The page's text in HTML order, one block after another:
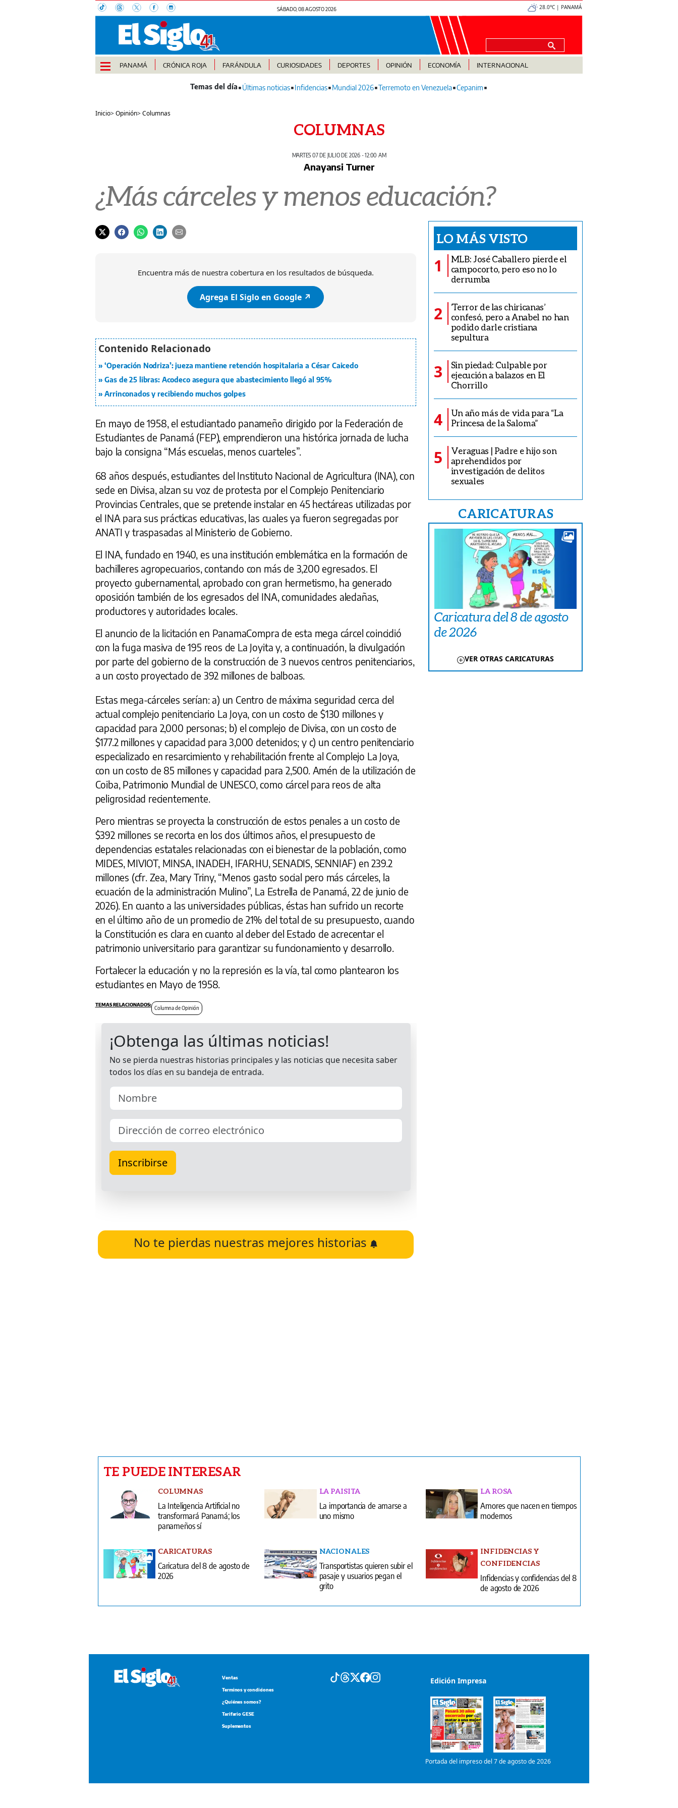
SÁBADO, 08 AGOSTO 2026 28.0°C | PANAMÁ
PANAMÁ CRÓNICA ROJA FARÁNDULA CURIOSIDADES DEPORTES OPINIÓN ECONOMÍA INTERNACIONAL
Últimas noticias Infidencias Mundial 2026 Terremoto en Venezuela Cepanim
Inicio>Opinión>Columnas
COLUMNAS
MARTES 07 DE JULIO DE 2026 - 12:00 AM
Anayansi Turner
¿Más cárceles y menos educación?
Encuentra más de nuestra cobertura en los resultados de búsqueda.
Agrega El Siglo en Google ↗️
‘Operación Nodriza’: jueza mantiene retención hospitalaria a César Caicedo
Gas de 25 libras: Acodeco asegura que abastecimiento llegó al 95%
Arrinconados y recibiendo muchos golpes
En mayo de 1958, el estudiantado panameño dirigido por la Federación de
Estudiantes de Panamá (FEP), emprendieron una histórica jornada de lucha
bajo la consigna “Más escuelas, menos cuarteles”.
68 años después, estudiantes del Instituto Nacional de Agricultura (INA), con
sede en Divisa, alzan su voz de protesta por el Complejo Penitenciario
Provincias Centrales, que se pretende instalar en 45 hectáreas utilizadas por
el INA para sus prácticas educativas, las cuales ya fueron segregadas por
ANATI y traspasadas al Ministerio de Gobierno.
El INA, fundado en 1940, es una institución emblemática en la formación de
bachilleres agropecuarios, contando con más de 3,200 egresados. El
proyecto gubernamental, aprobado con gran hermetismo, ha generado
oposición también de los egresados del INA, comunidades aledañas,
productores y autoridades locales.
El anuncio de la licitación en PanamaCompra de esta mega cárcel coincidió
con la fuga masiva de 195 reos de La Joyita y, a continuación, la divulgación
por parte del gobierno de la construcción de 3 nuevos centros penitenciarios,
a un costo proyectado de 392 millones de balboas.
Estas mega-cárceles serían: a) un Centro de máxima seguridad cerca del
actual complejo penitenciario La Joya, con un costo de $130 millones y
capacidad para 2,000 personas; b) el complejo de Divisa, con un costo de
$177.2 millones y capacidad para 3,000 detenidos; y c) un centro penitenciario
especializado en resarcimiento y rehabilitación frente al Complejo La Joya,
con un costo de 85 millones y capacidad para 2,500. Amén de la utilización de
Coiba, Patrimonio Mundial de UNESCO, como cárcel para reos de alta
peligrosidad recientemente.
Pero mientras se proyecta la construcción de estos penales a un costo de
$392 millones se recorta en los dos últimos años, el presupuesto de
dependencias estatales relacionadas con ei bienestar de la población, como
MIDES, MIVIOT, MINSA, INADEH, IFARHU, SENADIS, SENNIAF) en 239.2
millones (cfr. Zea, Mary Triny, “Menos gasto social pero más cárceles, la
ecuación de la administración Mulino”, La Estrella de Panamá, 22 de junio de
2026). En cuanto a las universidades públicas, éstas han sufrido un recorte
en el último año de un promedio de 21% del total de su presupuesto, cuando
la Constitución es clara en cuanto al deber del Estado de acrecentar el
patrimonio universitario para garantizar su funcionamiento y desarrollo.
Fortalecer la educación y no la represión es la vía, tal como plantearon los
estudiantes en Mayo de 1958.
Columna de Opinión
No te pierdas nuestras mejores historias
LO MÁS VISTO
1
MLB: José Caballero pierde el
campocorto, pero eso no lo
derrumba
2
‘Terror de las chiricanas’
confesó, pero a Anabel no han
podido darle cristiana
sepultura
3
Sin piedad: Culpable por
ejecución a balazos en El
Chorrillo
4
Un año más de vida para “La
Princesa de la Saloma”
5
Veraguas | Padre e hijo son
aprehendidos por
investigación de delitos
sexuales
CARICATURAS
Caricatura del 8 de agosto
de 2026
VER OTRAS CARICATURAS
TE PUEDE INTERESAR
COLUMNAS
La Inteligencia Artificial no
transformará Panamá; los
panameños sí
LA PAISITA
La importancia de amarse a
uno mismo
LA ROSA
Amores que nacen en tiempos
modernos
CARICATURAS
Caricatura del 8 de agosto de
2026
NACIONALES
Transportistas quieren subir el
pasaje y usuarios pegan el
grito
INFIDENCIAS Y
CONFIDENCIAS
Infidencias y confidencias del 8
de agosto de 2026
Suplementos
Portada del impreso del 7 de agosto de 2026